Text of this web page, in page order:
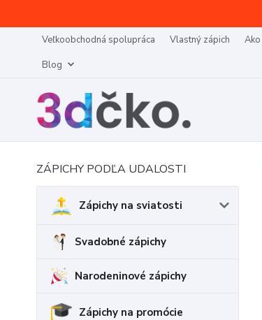
Veľkoobchodná spolupráca Vlastný zápich
Blog
ZÁPICHY PODĽA UDALOSTI
Zápichy na sviatosti
Svadobné zápichy
Narodeninové zápichy
Zápichy na promócie